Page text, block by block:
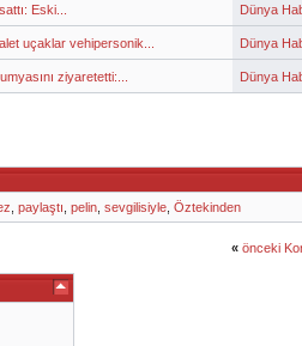
Eski... Dünya
uçaklar vehipersonik... Dünya
ziyaretetti:... Dünya
paylaştı pelin sevgilisiyle Öztekinden
« önceki